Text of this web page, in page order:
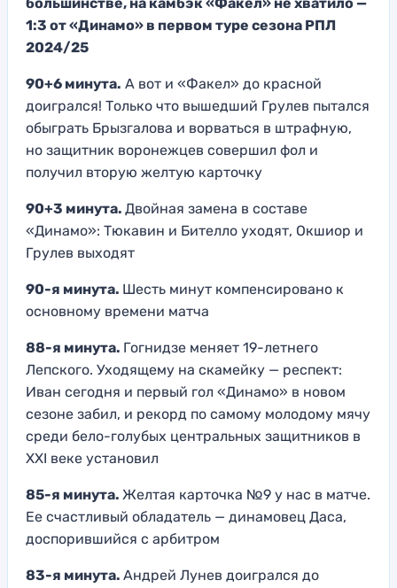
большинстве, на камбэк «Факел» не хватило —
1:3 от «Динамо» в первом туре сезона РПЛ
2024/25
90+6 минута. А вот и «Факел» до красной
доигрался! Только что вышедший Грулев пытался
обыграть Брызгалова и ворваться в штрафную,
но защитник воронежцев совершил фол и
получил вторую желтую карточку
90+3 минута. Двойная замена в составе
«Динамо»: Тюкавин и Бителло уходят, Окшиор и
Грулев выходят
90-я минута. Шесть минут компенсировано к
основному времени матча
88-я минута. Гогнидзе меняет 19-летнего
Лепского. Уходящему на скамейку — респект:
Иван сегодня и первый гол «Динамо» в новом
сезоне забил, и рекорд по самому молодому мячу
среди бело-голубых центральных защитников в
ХХI веке установил
85-я минута. Желтая карточка №9 у нас в матче.
Ее счастливый обладатель — динамовец Даса,
доспорившийся с арбитром
83-я минута. Андрей Лунев доигрался до